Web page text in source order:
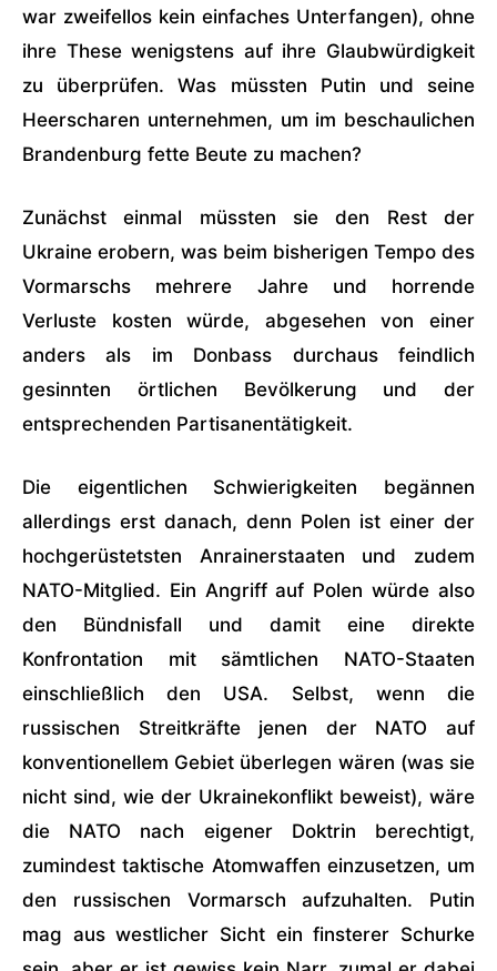
war zweifellos kein einfaches Unterfangen), ohne
ihre These wenigstens auf ihre Glaubwürdigkeit
zu überprüfen. Was müssten Putin und seine
Heerscharen unternehmen, um im beschaulichen
Brandenburg fette Beute zu machen?
Zunächst einmal müssten sie den Rest der
Ukraine erobern, was beim bisherigen Tempo des
Vormarschs mehrere Jahre und horrende
Verluste kosten würde, abgesehen von einer
anders als im Donbass durchaus feindlich
gesinnten örtlichen Bevölkerung und der
entsprechenden Partisanentätigkeit.
Die eigentlichen Schwierigkeiten begännen
allerdings erst danach, denn Polen ist einer der
hochgerüstetsten Anrainerstaaten und zudem
NATO-Mitglied. Ein Angriff auf Polen würde also
den Bündnisfall und damit eine direkte
Konfrontation mit sämtlichen NATO-Staaten
einschließlich den USA. Selbst, wenn die
russischen Streitkräfte jenen der NATO auf
konventionellem Gebiet überlegen wären (was sie
nicht sind, wie der Ukrainekonflikt beweist), wäre
die NATO nach eigener Doktrin berechtigt,
zumindest taktische Atomwaffen einzusetzen, um
den russischen Vormarsch aufzuhalten. Putin
mag aus westlicher Sicht ein finsterer Schurke